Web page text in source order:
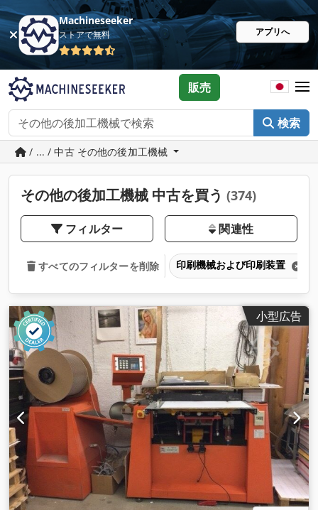
Machineseeker
ストアで無料 アプリへ
検索
販売
/ ... / 中古 その他の後加工機械
その他の後加工機械 中古を買う (374)
フィルター 関連性
すべてのフィルターを削除 印刷機械および印刷装置
小型広告